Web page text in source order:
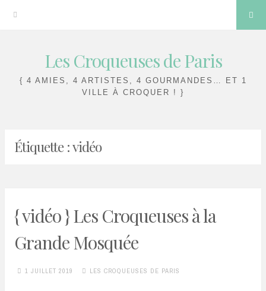
Les Croqueuses de Paris
{ 4 AMIES, 4 ARTISTES, 4 GOURMANDES… ET 1
VILLE À CROQUER ! }
Étiquette :vidéo
{ vidéo } Les Croqueuses à la
Grande Mosquée
1 JUILLET 2019 LES CROQUEUSES DE PARIS